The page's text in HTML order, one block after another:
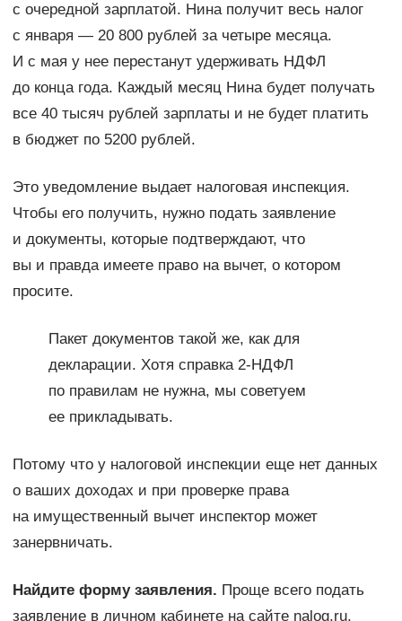
с очередной зарплатой. Нина получит весь налог
с января — 20 800 рублей за четыре месяца.
И с мая у нее перестанут удерживать НДФЛ
до конца года. Каждый месяц Нина будет получать
все 40 тысяч рублей зарплаты и не будет платить
в бюджет по 5200 рублей.
Это уведомление выдает налоговая инспекция.
Чтобы его получить, нужно подать заявление
и документы, которые подтверждают, что
вы и правда имеете право на вычет, о котором
просите.
Пакет документов такой же, как для
декларации. Хотя справка 2-НДФЛ
по правилам не нужна, мы советуем
ее прикладывать.
Потому что у налоговой инспекции еще нет данных
о ваших доходах и при проверке права
на имущественный вычет инспектор может
занервничать.
Найдите форму заявления. Проще всего подать
заявление в личном кабинете на сайте nalog.ru.